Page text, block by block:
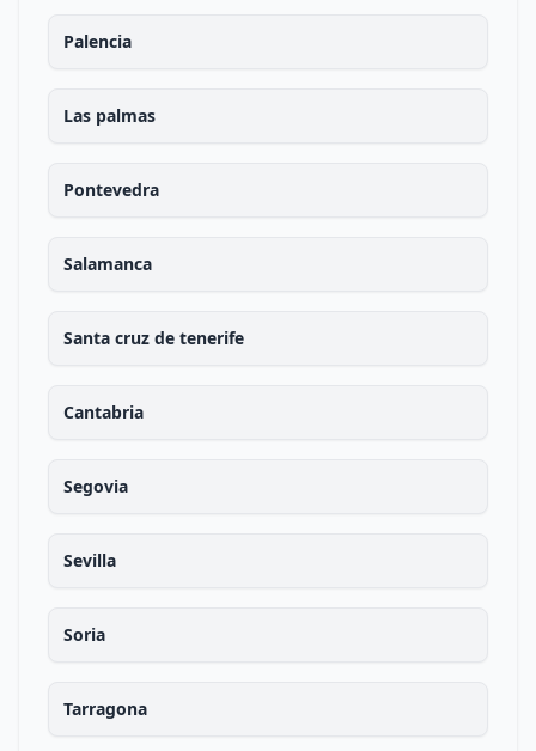
Palencia
Las palmas
Pontevedra
Salamanca
Santa cruz de tenerife
Cantabria
Segovia
Sevilla
Soria
Tarragona